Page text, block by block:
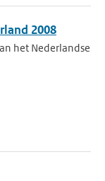
2008
het Nederlandse